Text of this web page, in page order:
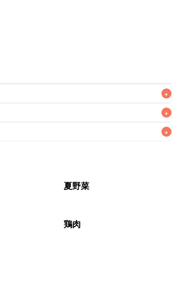
+
+
にお召し上がりください。 +
夏野菜
鶏肉